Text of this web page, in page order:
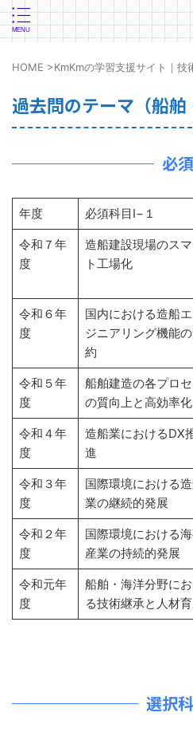
HOME >KmKmの学習支援サイト｜技
過去問のテーマ（船舶
必須
年度 必須科目Ⅰ−１
令和７年
度
造船建設現場のス
ト工場化
令和６年
度
国内における造船
ジニアリング機能
約
令和５年
度
船舶建造の各プロ
の質向上と高効率化
令和４年
度
造船業におけるDX
進
令和３年
度
国際環境における
業の継続的発展
令和２年
度
国際環境における
産業の持続的発展
令和元年
度
船舶・海洋分野に
る技術継承と人材
選択